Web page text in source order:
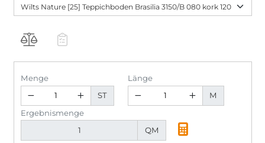
da sie auf eine natürliche Weise die Raumverhältnisse
Menge
ST
Länge
M
Ergebnismenge
QM